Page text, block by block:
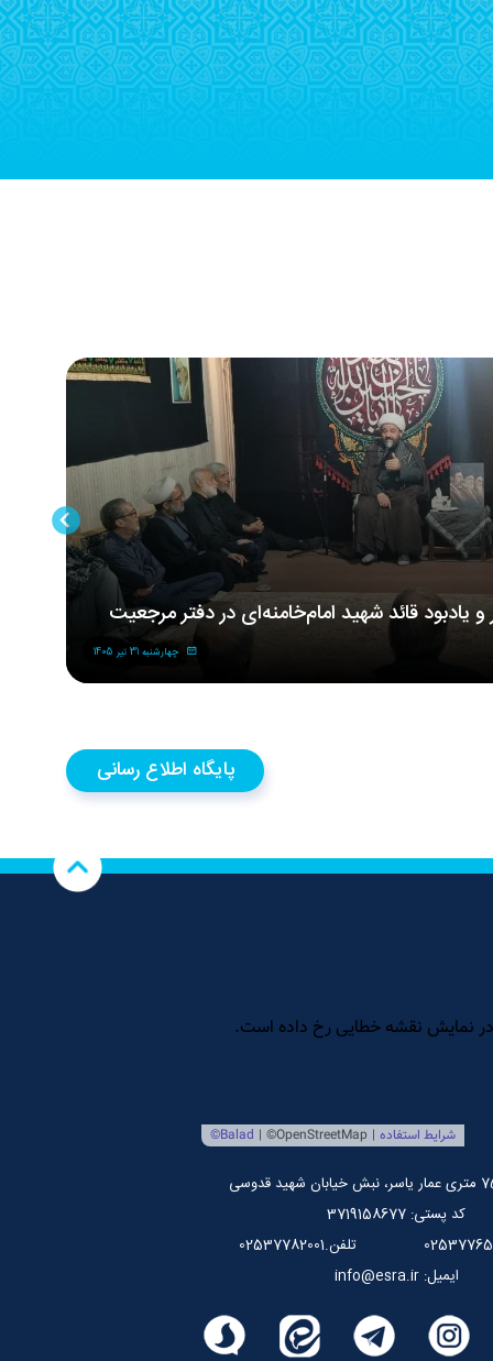
و یادبود قائد شهید امام‌خامنه‌ای در دفتر مرجعیت
چهارشنبه 31 تیر 1405
پایگاه اطلاع رسانی
کد پستی: 3719158677
تلفن.02537782001
ایمیل: info@esra.ir